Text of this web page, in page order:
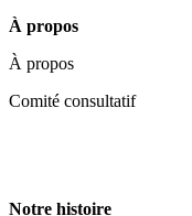
À propos
À propos
Comité consultatif
Notre histoire